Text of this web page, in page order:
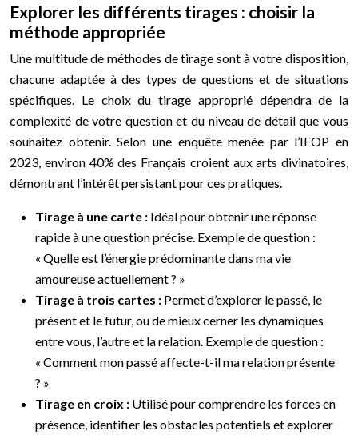
Explorer les différents tirages : choisir la
méthode appropriée
Une multitude de méthodes de tirage sont à votre disposition,
chacune adaptée à des types de questions et de situations
spécifiques. Le choix du tirage approprié dépendra de la
complexité de votre question et du niveau de détail que vous
souhaitez obtenir. Selon une enquête menée par l’IFOP en
2023, environ 40% des Français croient aux arts divinatoires,
démontrant l’intérêt persistant pour ces pratiques.
Tirage à une carte : Idéal pour obtenir une réponse
rapide à une question précise. Exemple de question :
« Quelle est l’énergie prédominante dans ma vie
amoureuse actuellement ? »
Tirage à trois cartes : Permet d’explorer le passé, le
présent et le futur, ou de mieux cerner les dynamiques
entre vous, l’autre et la relation. Exemple de question :
« Comment mon passé affecte-t-il ma relation présente
? »
Tirage en croix : Utilisé pour comprendre les forces en
présence, identifier les obstacles potentiels et explorer